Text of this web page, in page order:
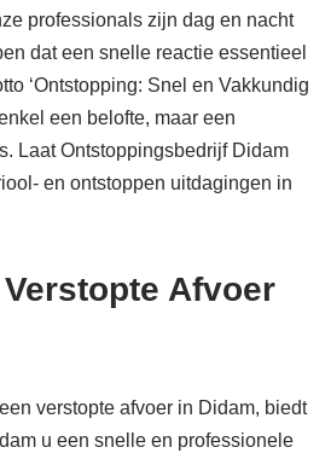
professionals zijn dag en nacht
dat een snelle reactie essentieel
‘Ontstopping: Snel en Vakkundig
een belofte, maar een
Laat Ontstoppingsbedrijf Didam
en ontstoppen uitdagingen in
Afvoer
verstopte afvoer in Didam, biedt
u een snelle en professionele